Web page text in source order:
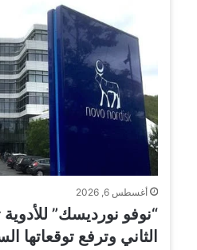
أغسطس 6, 2026
“نوفو نورديسك” للأدوية
الثاني وترفع توقعاتها